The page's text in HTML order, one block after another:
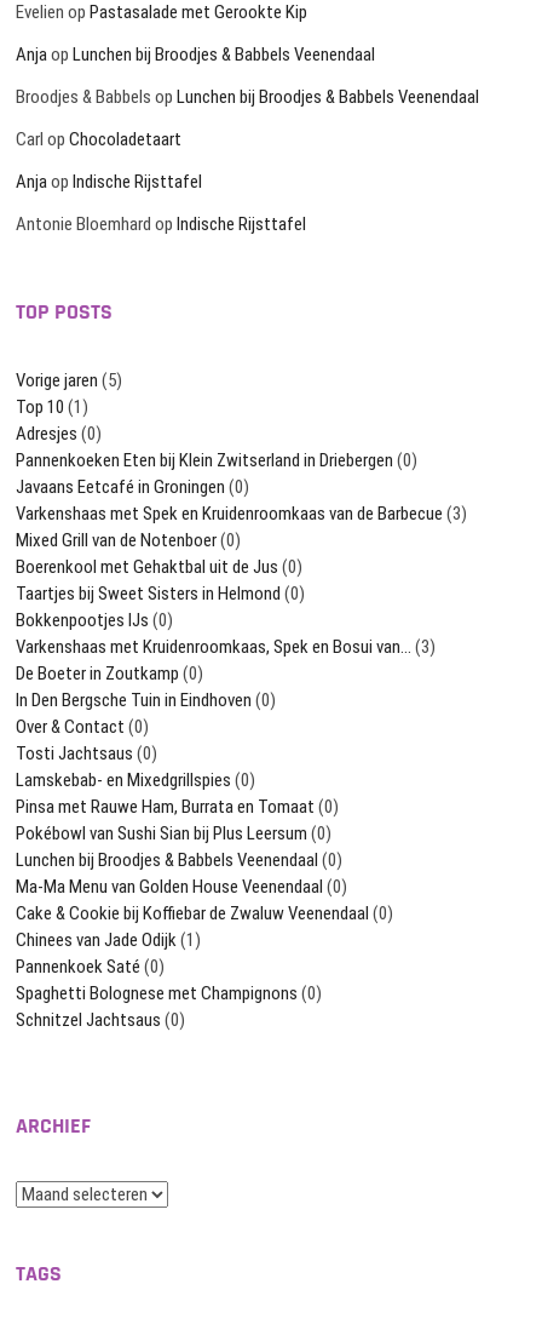
Evelien opPastasalade met Gerookte Kip
AnjaopLunchen bij Broodjes & Babbels Veenendaal
Broodjes & Babbels opLunchen bij Broodjes & Babbels Veenendaal
Carl opChocoladetaart
AnjaopIndische Rijsttafel
Antonie Bloemhard opIndische Rijsttafel
TOP POSTS
Vorige jaren (5)
Top 10 (1)
Adresjes (0)
Pannenkoeken Eten bij Klein Zwitserland in Driebergen (0)
Javaans Eetcafé in Groningen (0)
Varkenshaas met Spek en Kruidenroomkaas van de Barbecue (3)
Mixed Grill van de Notenboer(0)
Boerenkool met Gehaktbal uit de Jus (0)
Taartjes bij Sweet Sisters in Helmond (0)
Bokkenpootjes IJs (0)
Varkenshaas met Kruidenroomkaas, Spek en Bosui van… (3)
De Boeter in Zoutkamp (0)
In Den Bergsche Tuin in Eindhoven (0)
Over & Contact (0)
Tosti Jachtsaus (0)
Lamskebab- en Mixedgrillspies (0)
Pinsa met Rauwe Ham, Burrata en Tomaat (0)
Pokébowl van Sushi Sian bij Plus Leersum (0)
Lunchen bij Broodjes & Babbels Veenendaal (0)
Ma-Ma Menu van Golden House Veenendaal (0)
Cake & Cookie bij Koffiebar de Zwaluw Veenendaal (0)
Chinees van Jade Odijk(1)
Pannenkoek Saté (0)
Spaghetti Bolognese met Champignons (0)
Schnitzel Jachtsaus (0)
ARCHIEF
Archief
TAGS